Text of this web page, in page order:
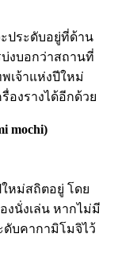
ประดับอยู่ที่ด้าน
งบอกว่าสถานที่
เจ้าแห่งปีใหม่
องรางได้อีกด้วย
mochi)
หม่สถิตอยู่ โดย
งนั่งเล่น หากไม่มี
บคากามิโมจิไว้